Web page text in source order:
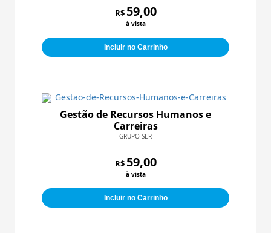
R$ 59,00
à vista
Incluir no Carrinho
Gestão de Recursos Humanos e
Carreiras
GRUPO SER
R$ 59,00
à vista
Incluir no Carrinho